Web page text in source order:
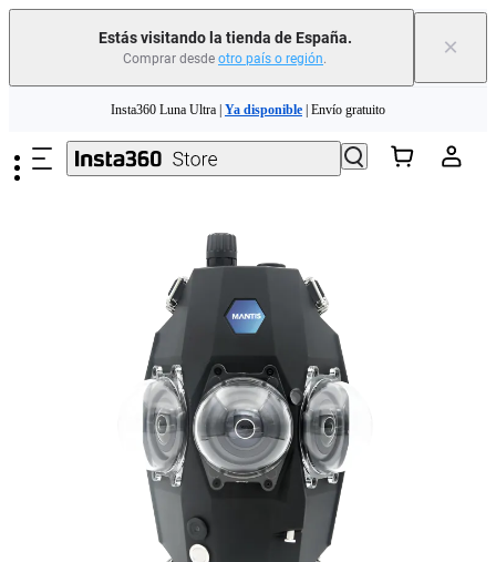
Estás visitando la tienda de España.
Comprar desde otro país o región. ×
Need shopping help? | Chat with our experts now!
Insta360 Luna Ultra | Ya disponible | Envío gratuito